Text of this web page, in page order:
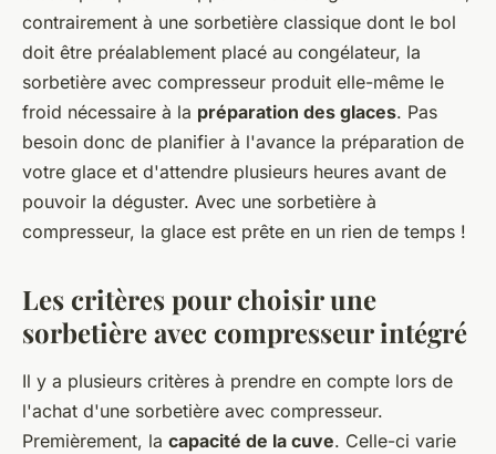
contrairement à une sorbetière classique dont le bol
doit être préalablement placé au congélateur, la
sorbetière avec compresseur produit elle-même le
froid nécessaire à la préparation des glaces. Pas
besoin donc de planifier à l'avance la préparation de
votre glace et d'attendre plusieurs heures avant de
pouvoir la déguster. Avec une sorbetière à
compresseur, la glace est prête en un rien de temps !
Les critères pour choisir une
sorbetière avec compresseur intégré
Il y a plusieurs critères à prendre en compte lors de
l'achat d'une sorbetière avec compresseur.
Premièrement, la capacité de la cuve. Celle-ci varie